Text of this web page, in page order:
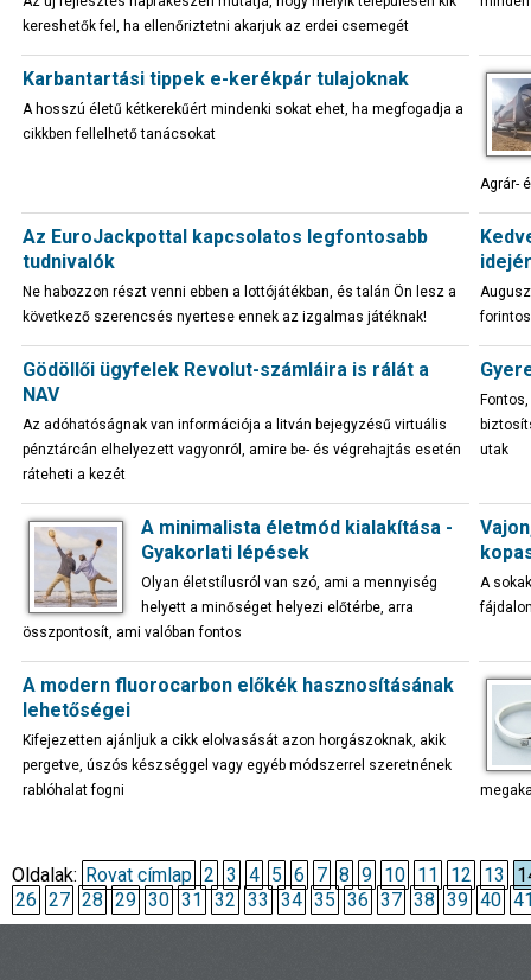
kereshetők fel, ha ellenőriztetni akarjuk az erdei csemegét
Karbantartási tippek e-kerékpár tulajoknak
A hosszú életű kétkerekűért mindenki sokat ehet, ha megfogadja a
cikkben fellelhető tanácsokat
Agrár-
Az EuroJackpottal kapcsolatos legfontosabb
tudnivalók
Ne habozzon részt venni ebben a lottójátékban, és talán Ön lesz a
következő szerencsés nyertese ennek az izgalmas játéknak!
Gödöllői ügyfelek Revolut-számláira is rálát a
NAV
Az adóhatóságnak van információja a litván bejegyzésű virtuális
pénztárcán elhelyezett vagyonról, amire be- és végrehajtás esetén
ráteheti a kezét
utak
A minimalista életmód kialakítása -
Gyakorlati lépések
Olyan életstílusról van szó, ami a mennyiség
helyett a minőséget helyezi előtérbe, arra
összpontosít, ami valóban fontos
A
A modern fluorocarbon előkék hasznosításának
lehetőségei
Kifejezetten ajánljuk a cikk elolvasását azon horgászoknak, akik
pergetve, úszós készséggel vagy egyéb módszerrel szeretnének
rablóhalat fogni
Oldalak: Rovat címlap 2 3 4 5 6 7 8 9 10 11 12 13
26 27 28 29 30 31 32 33 34 35 36 37 38 39 40